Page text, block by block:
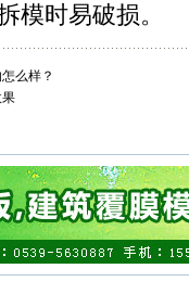
模时易破损。
么样？